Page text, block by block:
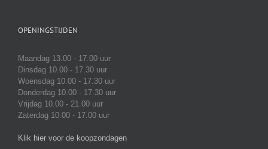
OPENINGSTIJDEN
Maandag 13.00 - 17.00 uur
Dinsdag 10.00 - 17.30 uur
Woensdag 10.00 - 17.30 uur
Donderdag 10.00 - 17.30 uur
Vrijdag 10.00 - 21.00 uur
Zaterdag 10.00 - 17.00 uur
Klik hier voor de koopzondagen